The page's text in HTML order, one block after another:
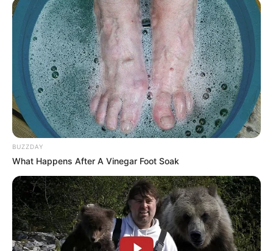
BUZZDAY
What Happens After A Vinegar Foot Soak